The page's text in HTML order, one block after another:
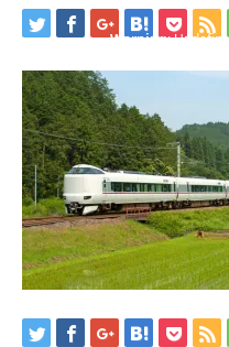
Warning:
/home/sentakuya/
content/themes/
Warning: Attempt to read
/home/sentakuya/
content/themes/